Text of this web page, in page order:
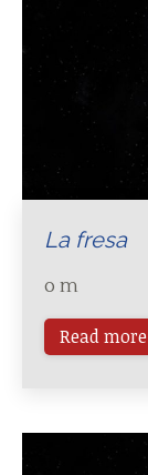
La fresa
o m
Read more